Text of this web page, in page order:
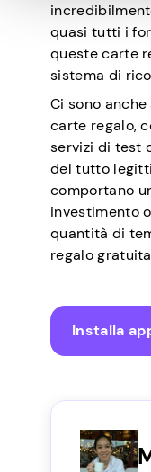
quasi tutti i
queste carte
sistema di
Ci sono
carte regalo,
servizi di test
del tutto
comportano
investimento
quantità di
regalo
Installa